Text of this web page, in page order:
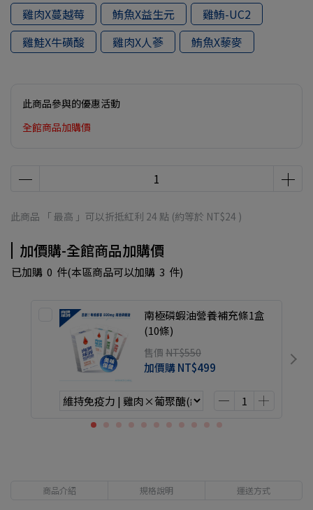
雞肉X蔓越莓
鮪魚X益生元
雞鮪-UC2
雞鮭X牛磺酸
雞肉X人蔘 鮪魚X藜麥
此商品參與的優惠活動
全館商品加購價
此商品 「 最高 」可以折抵紅利 24 點 (約等於 NT$24 )
加價購-全館商品加購價
已加購 0 件(本區商品可以加購 3 件)
南極磷蝦油營養補充條1盒
(10條)
售價 NT$550
加價購NT$499
商品介紹 規格說明 運送方式